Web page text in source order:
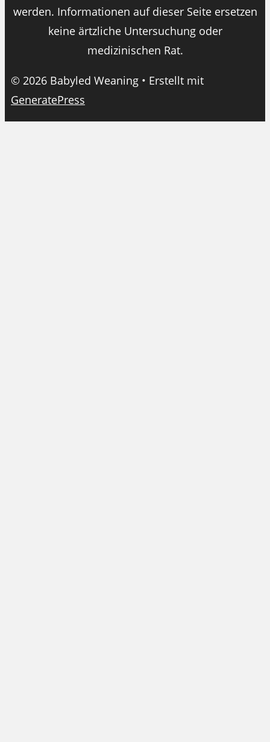
werden. Informationen auf dieser Seite ersetzen
keine ärtzliche Untersuchung oder
medizinischen Rat.
© 2026 Babyled Weaning • Erstellt mit
GeneratePress